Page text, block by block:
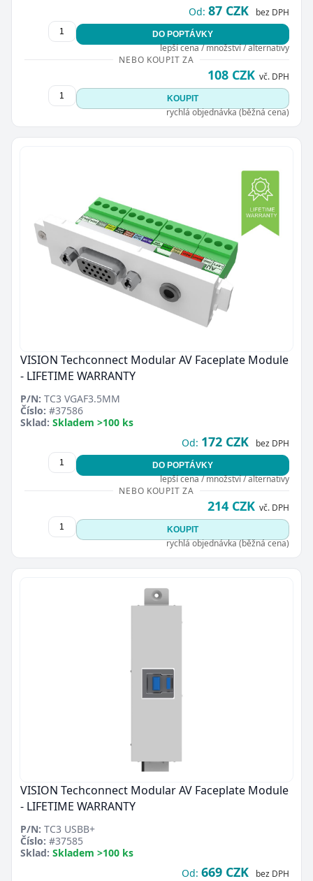
Od: 87 CZK bez DPH
DO POPTÁVKY
lepší cena / množství / alternativy
NEBO KOUPIT ZA
108 CZK vč. DPH
KOUPIT
rychlá objednávka (běžná cena)
VISION Techconnect Modular AV Faceplate Module
- LIFETIME WARRANTY
P/N: TC3 VGAF3.5MM
Číslo: #37586
Sklad: Skladem >100 ks
Od: 172 CZK bez DPH
DO POPTÁVKY
lepší cena / množství / alternativy
NEBO KOUPIT ZA
214 CZK vč. DPH
KOUPIT
rychlá objednávka (běžná cena)
VISION Techconnect Modular AV Faceplate Module
- LIFETIME WARRANTY
P/N: TC3 USBB+
Číslo: #37585
Sklad: Skladem >100 ks
Od: 669 CZK bez DPH